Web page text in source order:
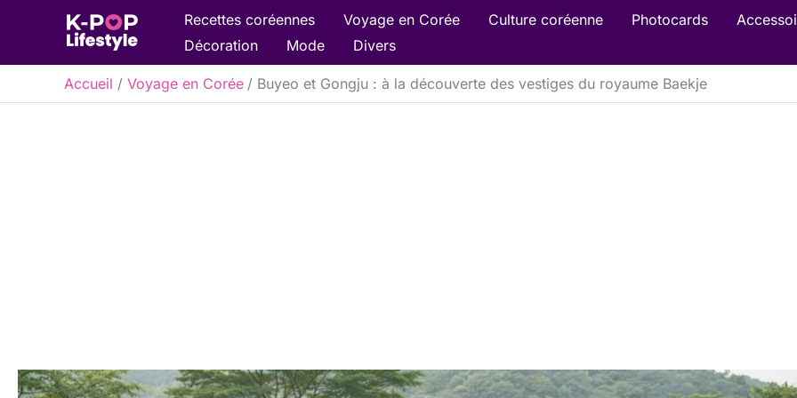
contenu
Recettes coréennes Voyage en Corée Culture coréenne Photocards
Décoration
Mode Divers
Accueil Voyage en Corée Buyeo et Gongju : à la découverte des vestiges du royaume Baekje